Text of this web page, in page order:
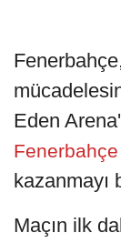
Eden
Fenerbahçe
kazanmayı
Maçın ilk